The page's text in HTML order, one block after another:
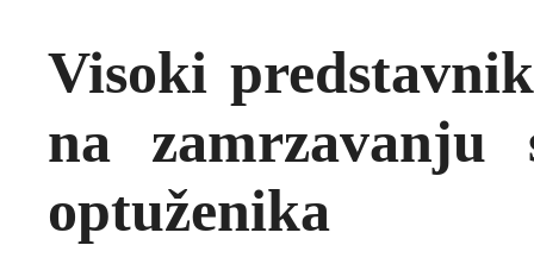
Visoki
na zamrzavanju
optuženika